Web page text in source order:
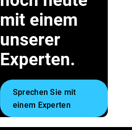
mit einem
unserer
Experten.
Sprechen Sie mit
einem Experten